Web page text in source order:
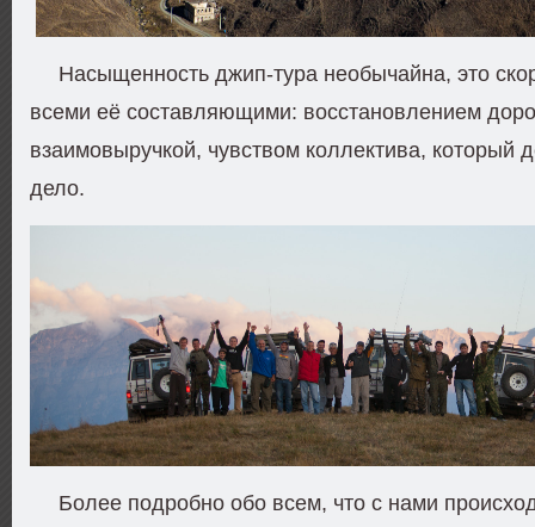
Насыщенность джип-тура необычайна, это
всеми её составляющими: восстановлением
взаимовыручкой, чувством коллектива, который
дело.
Более подробно обо всем, что с нами